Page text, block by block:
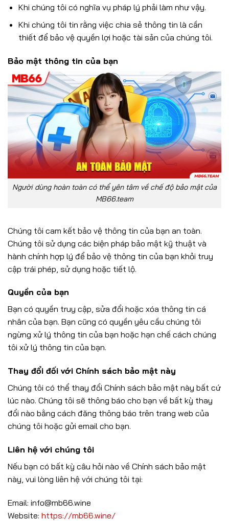
Khi chúng tôi có nghĩa vụ pháp lý phải làm như vậy.
Khi chúng tôi tin rằng việc chia sẻ thông tin là cần
thiết để bảo vệ quyền lợi hoặc tài sản của chúng tôi.
Bảo mật thông tin của bạn
Người dùng hoàn toàn có thể yên tâm về chế độ bảo mật của
MB66.team
Chúng tôi cam kết bảo vệ thông tin của bạn an toàn.
Chúng tôi sử dụng các biện pháp bảo mật kỹ thuật và
hành chính hợp lý để bảo vệ thông tin của bạn khỏi truy
cập trái phép, sử dụng hoặc tiết lộ.
Quyền của bạn
Bạn có quyền truy cập, sửa đổi hoặc xóa thông tin cá
nhân của bạn. Bạn cũng có quyền yêu cầu chúng tôi
ngừng xử lý thông tin của bạn hoặc hạn chế cách chúng
tôi xử lý thông tin của bạn.
Thay đổi đối với Chính sách bảo mật này
Chúng tôi có thể thay đổi Chính sách bảo mật này bất cứ
lúc nào. Chúng tôi sẽ thông báo cho bạn về bất kỳ thay
đổi nào bằng cách đăng thông báo trên trang web của
chúng tôi hoặc gửi email cho bạn.
Liên hệ với chúng tôi
Nếu bạn có bất kỳ câu hỏi nào về Chính sách bảo mật
này, vui lòng liên hệ với chúng tôi tại:
Email: info@mb66.wine
Website: https://mb66.wine/